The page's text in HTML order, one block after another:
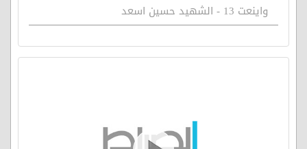
واينعت 13 - الشهيد حسين اسعد